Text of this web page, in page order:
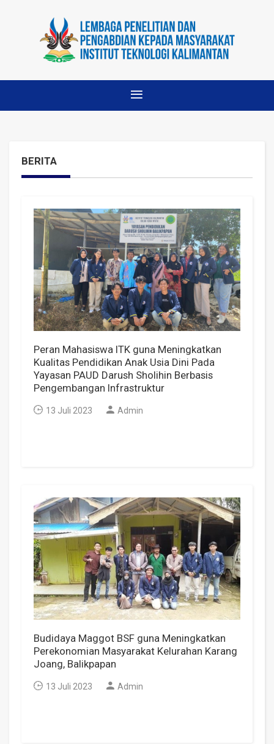
BERITA
Peran Mahasiswa ITK guna Meningkatkan
Kualitas Pendidikan Anak Usia Dini Pada
Yayasan PAUD Darush Sholihin Berbasis
Pengembangan Infrastruktur
13 Juli 2023 Admin
Budidaya Maggot BSF guna Meningkatkan
Perekonomian Masyarakat Kelurahan Karang
Joang, Balikpapan
13 Juli 2023 Admin